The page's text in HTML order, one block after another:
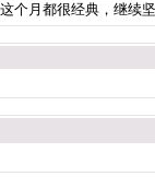
个月都很经典，继续